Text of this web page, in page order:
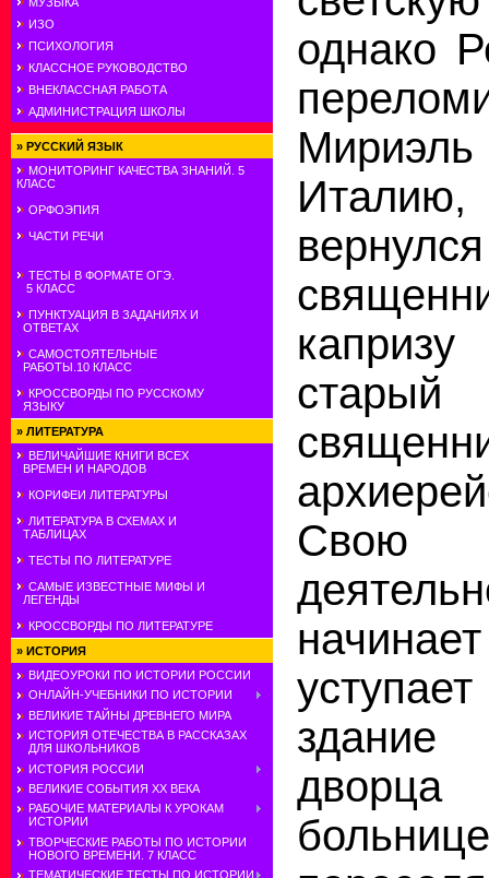
ИЗО
ПСИХОЛОГИЯ
КЛАССНОЕ РУКОВОДСТВО
ВНЕКЛАССНАЯ РАБОТА
АДМИНИСТРАЦИЯ ШКОЛЫ
» РУССКИЙ ЯЗЫК
МОНИТОРИНГ КАЧЕСТВА ЗНАНИЙ. 5
КЛАСС
ОРФОЭПИЯ
ЧАСТИ РЕЧИ
ТЕСТЫ В ФОРМАТЕ ОГЭ.
5 КЛАСС
ПУНКТУАЦИЯ В ЗАДАНИЯХ И
ОТВЕТАХ
САМОСТОЯТЕЛЬНЫЕ
РАБОТЫ.10 КЛАСС
КРОССВОРДЫ ПО РУССКОМУ
ЯЗЫКУ
» ЛИТЕРАТУРА
ВЕЛИЧАЙШИЕ КНИГИ ВСЕХ
ВРЕМЕН И НАРОДОВ
КОРИФЕИ ЛИТЕРАТУРЫ
ЛИТЕРАТУРА В СХЕМАХ И
ТАБЛИЦАХ
ТЕСТЫ ПО ЛИТЕРАТУРЕ
САМЫЕ ИЗВЕСТНЫЕ МИФЫ И
ЛЕГЕНДЫ
КРОССВОРДЫ ПО ЛИТЕРАТУРЕ
» ИСТОРИЯ
ВИДЕОУРОКИ ПО ИСТОРИИ РОССИИ
ОНЛАЙН-УЧЕБНИКИ ПО ИСТОРИИ
ВЕЛИКИЕ ТАЙНЫ ДРЕВНЕГО МИРА
ИСТОРИЯ ОТЕЧЕСТВА В РАССКАЗАХ
ДЛЯ ШКОЛЬНИКОВ
ИСТОРИЯ РОССИИ
ВЕЛИКИЕ СОБЫТИЯ ХХ ВЕКА
РАБОЧИЕ МАТЕРИАЛЫ К УРОКАМ
ИСТОРИИ
ТВОРЧЕСКИЕ РАБОТЫ ПО ИСТОРИИ
НОВОГО ВРЕМЕНИ. 7 КЛАСС
ТЕМАТИЧЕСКИЕ ТЕСТЫ ПО ИСТОРИИ
однако
старый
Свою
здание